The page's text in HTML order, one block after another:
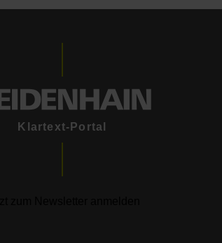
Klartext-Portal